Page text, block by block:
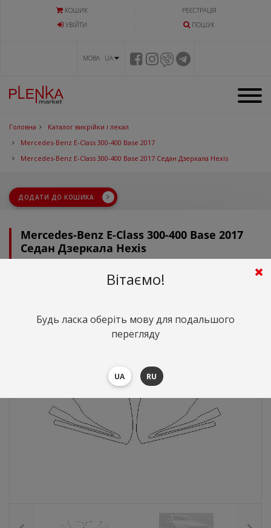
КОШИК
РЕЄСТРАЦІЯ
УВIЙТИ
ПОШУК
МОВА UA
Головна
Каталог викрійки і лекал
Mercedes-Benz E-Class 300-400 Base 2017
Mercedes-Benz E-Class 300-400 Base 2017 Седан Дзеркала Hexis
ДОДАТИ ДО КОШИКА
Mercedes-Benz E-Class 300-400 Base 2017
Седан Дзеркала Hexis
грн.($7.92)
Вітаємо!
Будь ласка оберіть мову для подальшого
перегляду
UA RU